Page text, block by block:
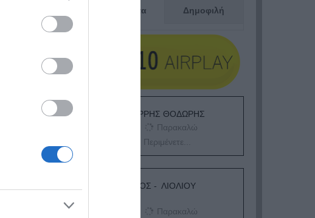
Πρόσφατα Δημοφιλή
ΕΙΠΕΣ – ΦΕΡΡΗΣ ΘΟΔΩΡΗΣ
Παρακαλώ
Περιμένετε...
ΛΟΓΑΡΙΑΣΜΟΣ - ΛΙΟΛΙΟΥ
Παρακαλώ